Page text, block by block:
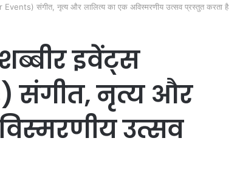
Events) संगीत, नृत्य और लालित्य का एक अविस्मरणीय उत्सव प्रस्तुत करता है
शब्बीर इवेंट्स
संगीत, नृत्य और
उत्सव